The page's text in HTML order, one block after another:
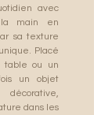
avec
la main en
sa texture
Placé
table ou un
un objet
dans les